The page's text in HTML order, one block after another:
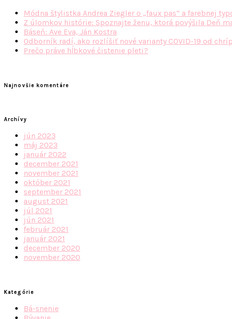
Módna štylistka Andrea Ziegler o „faux pas“ a farebnej
Z úlomkov histórie: Spoznajte ženu, ktorá povýšila Deň
Báseň: Ave Eva, Ján Kostra
Odborník radí, ako rozlíšiť nové varianty COVID-19 od
Prečo práve hĺbkové čistenie pleti?
Najnovšie komentáre
Archívy
jún 2023
máj 2023
január 2022
december 2021
november 2021
október 2021
september 2021
august 2021
júl 2021
jún 2021
február 2021
január 2021
december 2020
november 2020
Kategórie
Bá-snenie